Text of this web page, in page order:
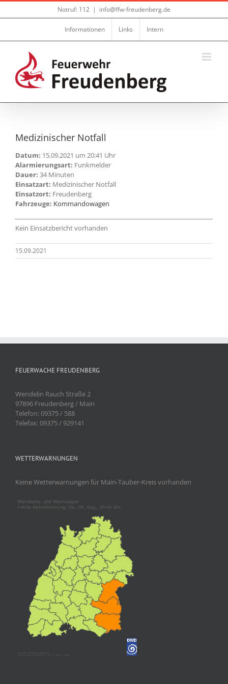
Zum
Notruf: 112 | info@ffw-freudenberg.de
Informationen Links Intern
Medizinischer Notfall
Datum: 15.09.2021 um 20:41 Uhr
Alarmierungsart: Funkmelder
Dauer: 34 Minuten
Einsatzart: Medizinischer Notfall
Einsatzort: Freudenberg
Fahrzeuge: Kommandowagen
Kein Einsatzbericht vorhanden
15.09.2021
FEUERWACHE FREUDENBERG
Wendelin Rauch Straße 2
97896 Freudenberg / Main
Telefon: 09375 / 588
Telefax: 09375 / 929141
WETTERWARNUNGEN
Keine Wetterwarnungen für Main-Tauber-Kreis vorhanden